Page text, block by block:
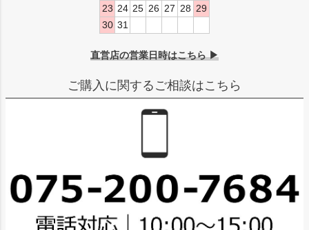
23 24 25 26 27 28 29
30 31
直営店の営業日時はこちら ▶
ご購入に関するご相談はこちら